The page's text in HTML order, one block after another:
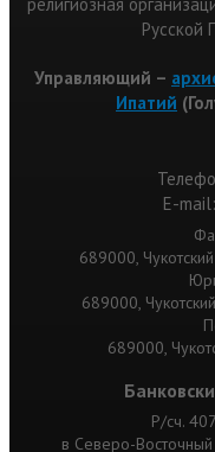
религиозная
Русской
Управляющий –
Ипатий
Е-mail:
689000,
689000,
689000,
Р/сч.
в Северо-